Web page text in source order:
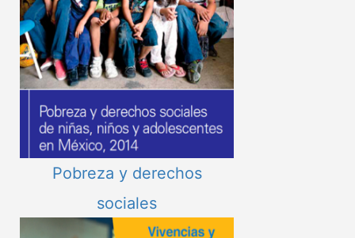
Pobreza y derechos
sociales